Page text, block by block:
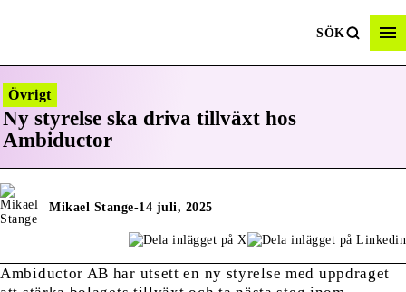
SÖK
Övrigt
Ny styrelse ska driva tillväxt hos
Ambiductor
Mikael Stange-14 juli, 2025
Ambiductor AB har utsett en ny styrelse med uppdraget